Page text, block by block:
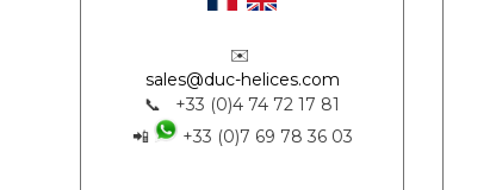
✉️
sales@duc-helices.com
📞 +33 (0)4 74 72 17 81
📲
+33 (0)7 69 78 36 03